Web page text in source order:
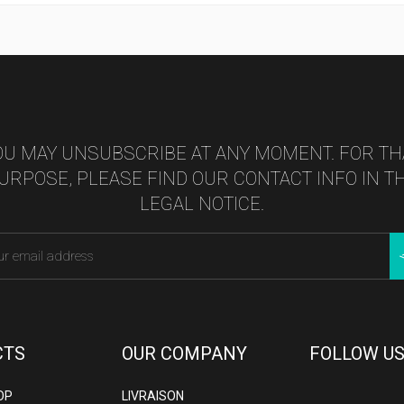
MAY UNSUBSCRIBE AT ANY MOMENT. FOR
PLEASE FIND OUR CONTACT INFO IN
LEGAL NOTICE.
OUR COMPANY
LIVRAISON
FOLLOW